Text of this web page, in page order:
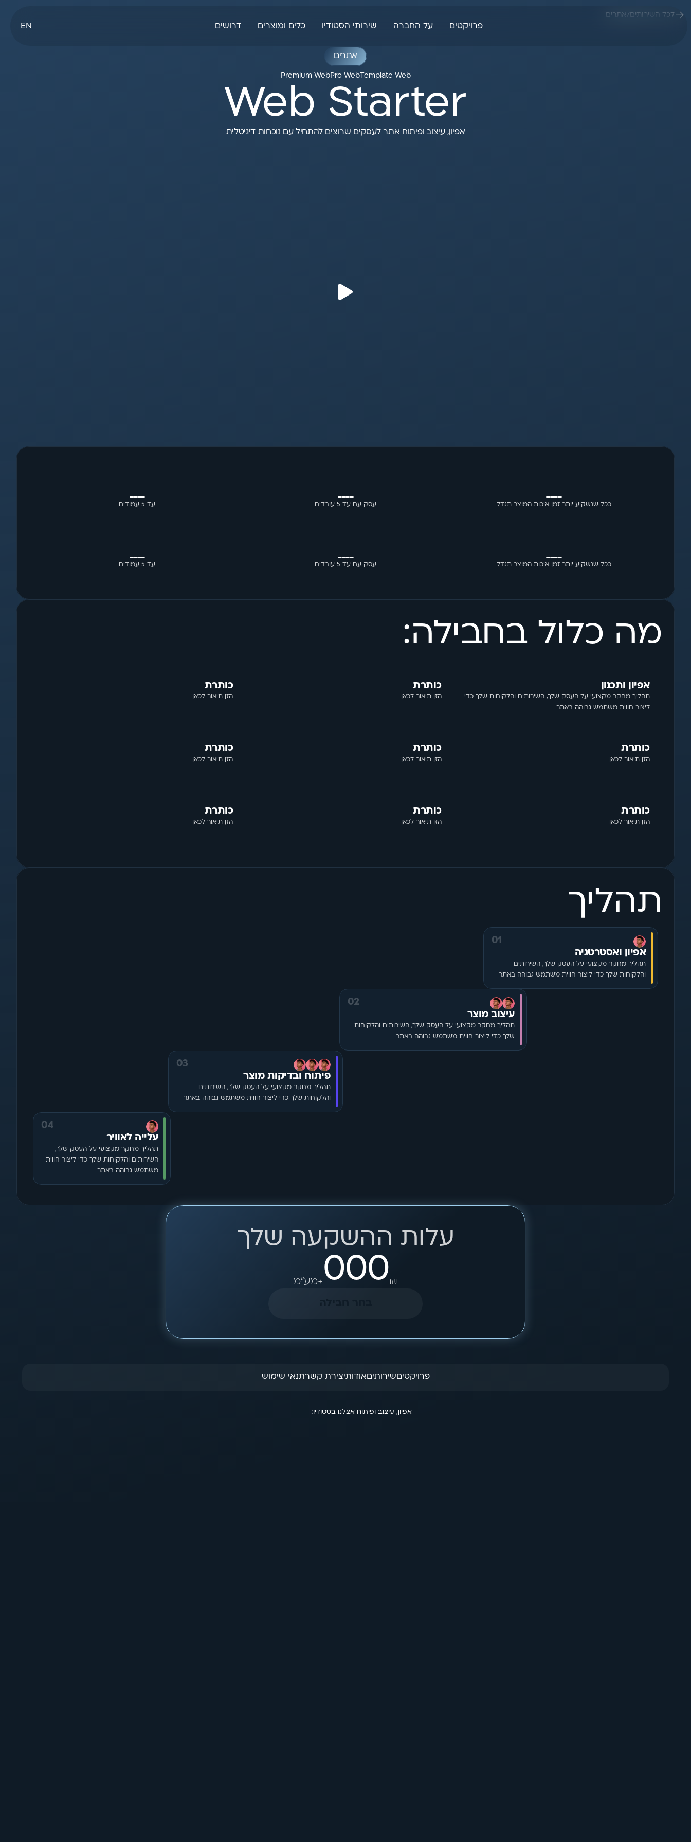
EN דרושים כלים ומוצרים שירותי הסטודיו על החברה פרויקטים
אתרים/ לכל השירותים
אתרים
Premium WebPro WebTemplate Web
Web Starter
אפיון, עיצוב ופיתוח אתר לעסקים שרוצים להתחיל עם נוכחות דיגיטלית
עד 5 עמודים עסק עם עד 5 עובדים ככל שנשקיע יותר זמן איכות המוצר תגדל
עד 5 עמודים עסק עם עד 5 עובדים ככל שנשקיע יותר זמן איכות המוצר תגדל
מה כלול בחבילה:
כותרת
הזן תיאור לכאן
כותרת
הזן תיאור לכאן
אפיון ותכנון
ליצור חווית משתמש גבוהה באתר
כותרת
הזן תיאור לכאן
כותרת
הזן תיאור לכאן
כותרת
הזן תיאור לכאן
כותרת
הזן תיאור לכאן
כותרת
הזן תיאור לכאן
כותרת
הזן תיאור לכאן
תהליך
אפיון ואסטרטגיה
והלקוחות שלך כדי ליצור חווית משתמש גבוהה באתר
01
עיצוב מוצר
שלך כדי ליצור חווית משתמש גבוהה באתר
02
פיתוח ובדיקות מוצר
והלקוחות שלך כדי ליצור חווית משתמש גבוהה באתר
03
עלייה לאוויר
משתמש גבוהה באתר
04
עלות ההשקעה שלך
+מע"מ 000₪
תנאי שימושיצירת קשראודותשירותיםפרויקטים
אפיון, עיצוב ופיתוח אצלנו בסטודיו: